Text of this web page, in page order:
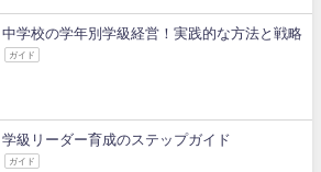
中学校の学年別学級経営！実践的な方法と戦略
ガイド
学級リーダー育成のステップガイド
ガイド